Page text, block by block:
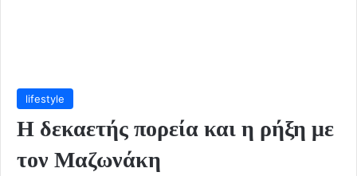
lifestyle
Η δεκαετής πορεία και η ρήξη με
τον Μαζωνάκη